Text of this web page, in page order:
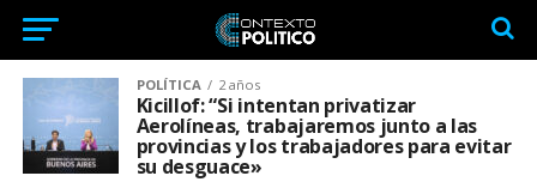
POLÍTICA 2 años
Kicillof: “Si intentan privatizar
Aerolíneas, trabajaremos junto a las
provincias y los trabajadores para evitar
su desguace»